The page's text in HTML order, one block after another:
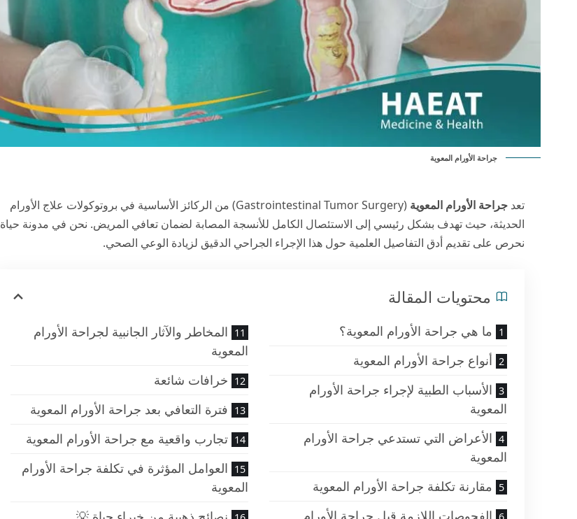
جراحة الأورام المعوية
تعدجراحة الأورام المعوية
(Gastrointestinal Tumor Surgery) من الركائز الأساسية في بروتوكولات علاج الأورام
الحديثة، حيث تهدف بشكل رئيسي إلى الاستئصال الكامل للأنسجة المصابة لضمان تعافي المريض. نحن في مدونة حياة
نحرص على تقديم أدق التفاصيل العلمية حول هذا الإجراء الجراحي الدقيق لزيادة الوعي الصحي.
محتويات المقالة
ما هي جراحة الأورام المعوية؟
أنواع جراحة الأورام المعوية
الأسباب الطبية لإجراء جراحة الأورام
المعوية
الأعراض التي تستدعي جراحة الأورام
المعوية
مقارنة تكلفة جراحة الأورام المعوية
الفحوصات اللازمة قبل جراحة الأورام
المخاطر والآثار الجانبية لجراحة الأورام
المعوية
خرافات شائعة
فترة التعافي بعد جراحة الأورام المعوية
تجارب واقعية مع جراحة الأورام المعوية
العوامل المؤثرة في تكلفة جراحة الأورام
المعوية